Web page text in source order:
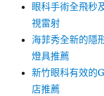
眼科手術全飛秒
視雷射
海菲秀全新的隱
燈具推薦
新竹眼科有效的
店推薦